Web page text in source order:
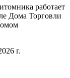
работает
Дома Торговли
г.